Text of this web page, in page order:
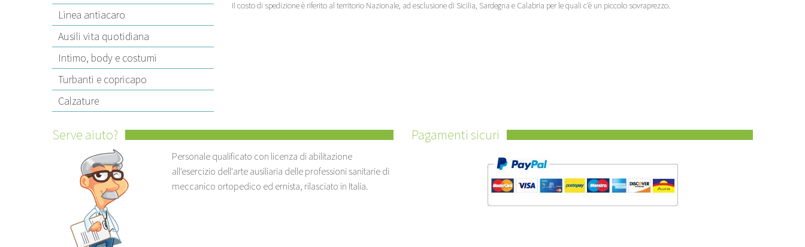
Linea antiacaro
Ausili vita quotidiana
Intimo, body e costumi
Turbanti e copricapo
Calzature
Il costo di spedizione è riferito al territorio Nazionale, ad esclusione di Sicilia, Sardegna e Calabria per le quali c'è un piccolo sovraprezzo.
Serve aiuto?
Personale qualificato con licenza di abilitazione
all'esercizio dell'arte ausiliaria delle professioni sanitarie di
meccanico ortopedico ed ernista, rilasciato in Italia.
Pagamenti sicuri